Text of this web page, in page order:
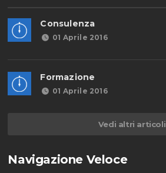
Consulenza
01 Aprile 2016
Formazione
01 Aprile 2016
Vedi altri articoli
Navigazione Veloce